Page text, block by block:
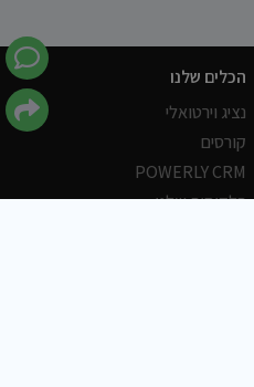
הכלים שלנו
נציג וירטואלי
קורסים
POWERLY CRM
הלקוחות שלנו